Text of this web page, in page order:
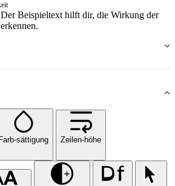
Beispieltext hilft dir, die Wirkung der
Farb-sättigung Zeilen-höhe